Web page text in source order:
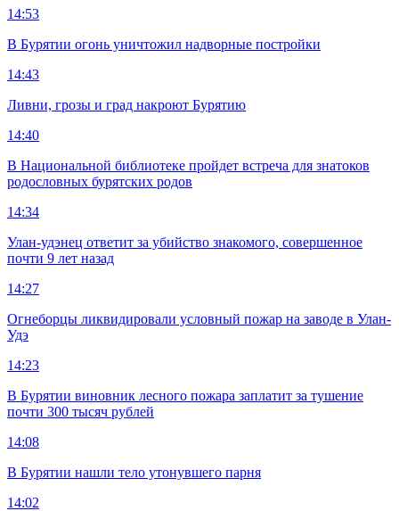
14:53
В Бурятии огонь уничтожил надворные постройки
14:43
Ливни, грозы и град накроют Бурятию
14:40
В Национальной библиотеке пройдет встреча для знатоков
родословных бурятских родов
14:34
Улан-удэнец ответит за убийство знакомого, совершенное
почти 9 лет назад
14:27
Огнеборцы ликвидировали условный пожар на заводе в Улан-
Удэ
14:23
В Бурятии виновник лесного пожара заплатит за тушение
почти 300 тысяч рублей
14:08
В Бурятии нашли тело утонувшего парня
14:02